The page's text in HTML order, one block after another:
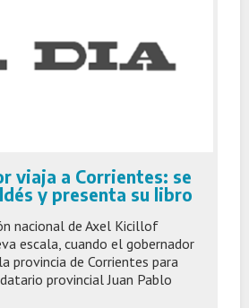
viaja a Corrientes: se
y presenta su libro
nacional de Axel Kicillof
escala, cuando el gobernador
provincia de Corrientes para
provincial Juan Pablo